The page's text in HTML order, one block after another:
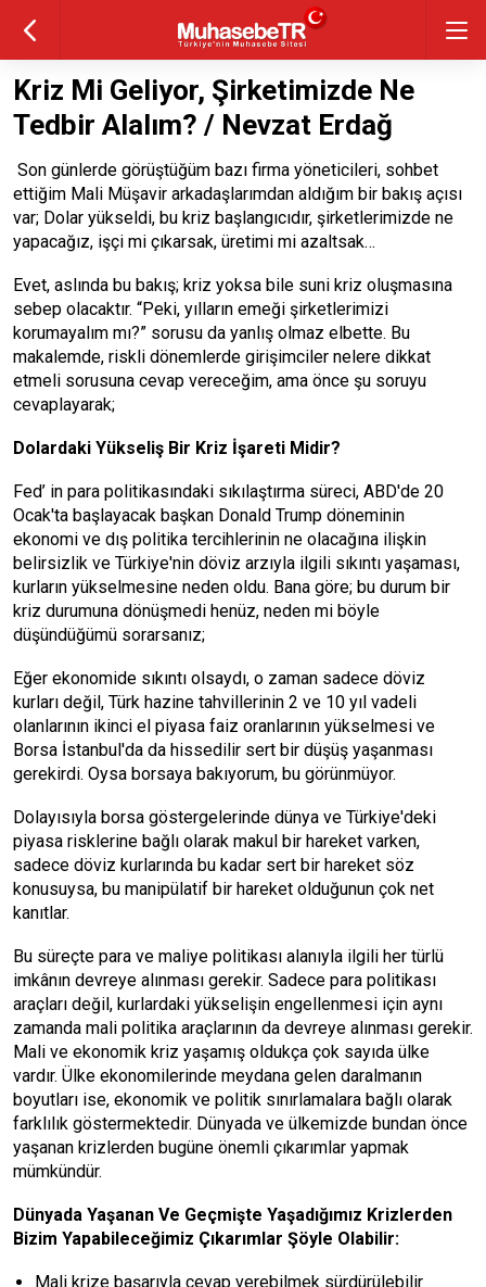
Kriz Mi Geliyor, Şirketimizde Ne
Tedbir Alalım? / Nevzat Erdağ
Son günlerde görüştüğüm bazı firma yöneticileri, sohbet
ettiğim Mali Müşavir arkadaşlarımdan aldığım bir bakış açısı
var; Dolar yükseldi, bu kriz başlangıcıdır, şirketlerimizde ne
yapacağız, işçi mi çıkarsak, üretimi mi azaltsak…
Evet, aslında bu bakış; kriz yoksa bile suni kriz oluşmasına
sebep olacaktır. “Peki, yılların emeği şirketlerimizi
korumayalım mı?” sorusu da yanlış olmaz elbette. Bu
makalemde, riskli dönemlerde girişimciler nelere dikkat
etmeli sorusuna cevap vereceğim, ama önce şu soruyu
cevaplayarak;
Dolardaki Yükseliş Bir Kriz İşareti Midir?
Fed’ in para politikasındaki sıkılaştırma süreci, ABD'de 20
Ocak'ta başlayacak başkan Donald Trump döneminin
ekonomi ve dış politika tercihlerinin ne olacağına ilişkin
belirsizlik ve Türkiye'nin döviz arzıyla ilgili sıkıntı yaşaması,
kurların yükselmesine neden oldu. Bana göre; bu durum bir
kriz durumuna dönüşmedi henüz, neden mi böyle
düşündüğümü sorarsanız;
Eğer ekonomide sıkıntı olsaydı, o zaman sadece döviz
kurları değil, Türk hazine tahvillerinin 2 ve 10 yıl vadeli
olanlarının ikinci el piyasa faiz oranlarının yükselmesi ve
Borsa İstanbul'da da hissedilir sert bir düşüş yaşanması
gerekirdi. Oysa borsaya bakıyorum, bu görünmüyor.
Dolayısıyla borsa göstergelerinde dünya ve Türkiye'deki
piyasa risklerine bağlı olarak makul bir hareket varken,
sadece döviz kurlarında bu kadar sert bir hareket söz
konusuysa, bu manipülatif bir hareket olduğunun çok net
kanıtlar.
Bu süreçte para ve maliye politikası alanıyla ilgili her türlü
imkânın devreye alınması gerekir. Sadece para politikası
araçları değil, kurlardaki yükselişin engellenmesi için aynı
zamanda mali politika araçlarının da devreye alınması gerekir.
Mali ve ekonomik kriz yaşamış oldukça çok sayıda ülke
vardır. Ülke ekonomilerinde meydana gelen daralmanın
boyutları ise, ekonomik ve politik sınırlamalara bağlı olarak
farklılık göstermektedir. Dünyada ve ülkemizde bundan önce
yaşanan krizlerden bugüne önemli çıkarımlar yapmak
mümkündür.
Dünyada Yaşanan Ve Geçmişte Yaşadığımız Krizlerden
Bizim Yapabileceğimiz Çıkarımlar Şöyle Olabilir:
Mali krize başarıyla cevap verebilmek sürdürülebilir